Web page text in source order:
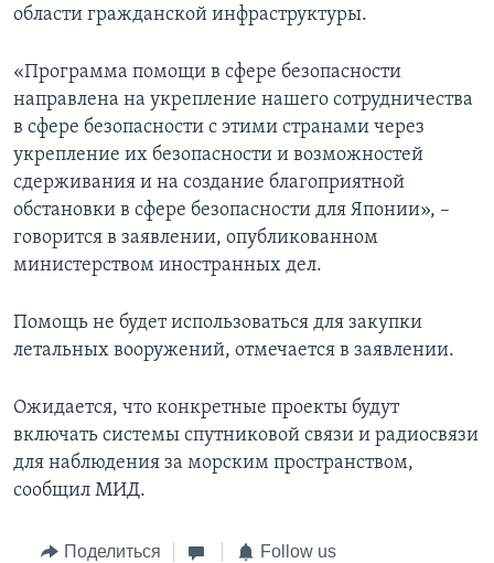
области гражданской инфраструктуры.
«Программа помощи в сфере безопасности
направлена на укрепление нашего сотрудничества
в сфере безопасности с этими странами через
укрепление их безопасности и возможностей
сдерживания и на создание благоприятной
обстановки в сфере безопасности для Японии», –
говорится в заявлении, опубликованном
министерством иностранных дел.
Помощь не будет использоваться для закупки
летальных вооружений, отмечается в заявлении.
Ожидается, что конкретные проекты будут
включать системы спутниковой связи и радиосвязи
для наблюдения за морским пространством,
сообщил МИД.
Поделиться Follow us